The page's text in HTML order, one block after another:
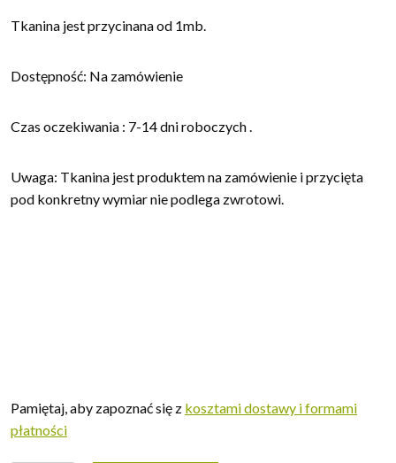
Tkanina jest przycinana od 1mb.
Dostępność: Na zamówienie
Czas oczekiwania : 7-14 dni roboczych .
Uwaga: Tkanina jest produktem na zamówienie i przycięta
pod konkretny wymiar nie podlega zwrotowi.
Pamiętaj, aby zapoznać się z kosztami dostawy i formami
płatności